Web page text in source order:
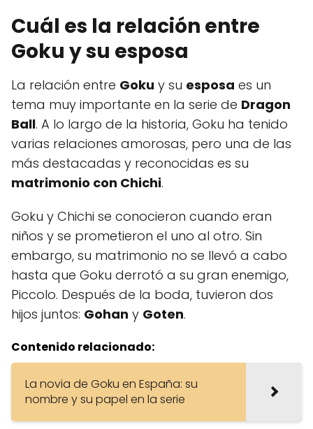
Cuál es la relación entre
Goku y su esposa
La relación entre Goku y su esposa es un
tema muy importante en la serie de Dragon
Ball. A lo largo de la historia, Goku ha tenido
varias relaciones amorosas, pero una de las
más destacadas y reconocidas es su
matrimonio con Chichi.
Goku y Chichi se conocieron cuando eran
niños y se prometieron el uno al otro. Sin
embargo, su matrimonio no se llevó a cabo
hasta que Goku derrotó a su gran enemigo,
Piccolo. Después de la boda, tuvieron dos
hijos juntos: Gohan y Goten.
Contenido relacionado:
La novia de Goku en España: su
nombre y su papel en la serie